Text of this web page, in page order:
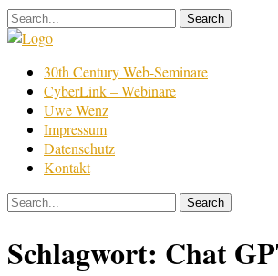
Skip
to
Film
Bearbeitung
30th Century Web-Seminare
CyberLink – Webinare
Uwe Wenz
Impressum
Datenschutz
Kontakt
Schlagwort: Chat